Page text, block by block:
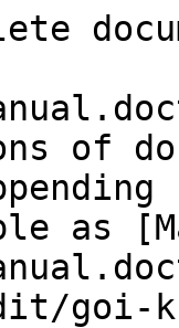
of
as
goi-